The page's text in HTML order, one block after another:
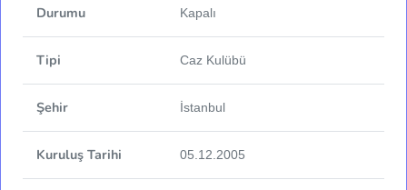
Durumu Kapalı
Tipi Caz Kulübü
Şehir İstanbul
Kuruluş Tarihi 05.12.2005